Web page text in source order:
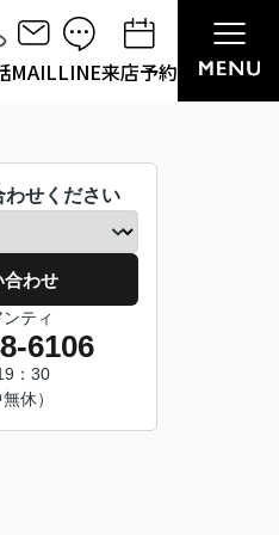
MAILLINE来店予約
わせください
合わせ
ティ
6106
：30
休）